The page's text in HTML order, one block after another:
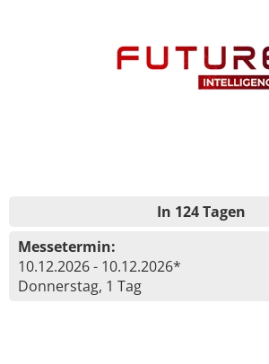
In 124 Tagen
Messetermin:
10.12.2026 - 10.12.2026*
Donnerstag, 1 Tag